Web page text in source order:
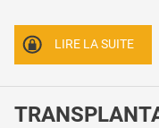
LIRE LA SUITE